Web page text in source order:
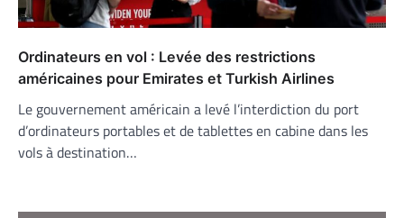
Ordinateurs en vol : Levée des restrictions
américaines pour Emirates et Turkish Airlines
Le gouvernement américain a levé l’interdiction du port
d’ordinateurs portables et de tablettes en cabine dans les
vols à destination…